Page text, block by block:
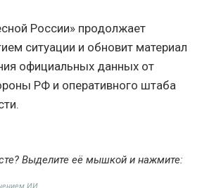
России» продолжает
ситуации и обновит материал
официальных данных от
РФ и оперативного штаба
Выделите её мышкой и нажмите:
ИИ